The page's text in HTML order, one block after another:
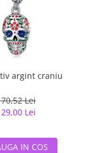
argint craniu
Lei
Lei
IN COS